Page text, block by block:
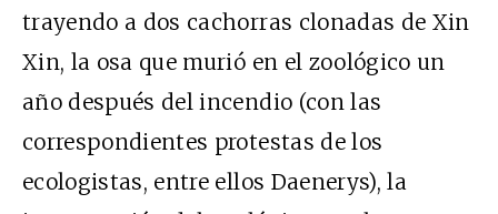
trayendo a dos cachorras clonadas de Xin
Xin, la osa que murió en el zoológico un
año después del incendio (con las
correspondientes protestas de los
ecologistas, entre ellos Daenerys), la